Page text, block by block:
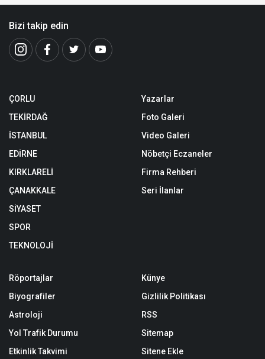
Bizi takip edin
ÇORLU
TEKİRDAĞ
İSTANBUL
EDİRNE
KIRKLARELİ
ÇANAKKALE
SİYASET
SPOR
TEKNOLOJİ
Yazarlar
Foto Galeri
Video Galeri
Nöbetçi Eczaneler
Firma Rehberi
Seri İlanlar
Röportajlar
Biyografiler
Astroloji
Yol Trafik Durumu
Etkinlik Takvimi
Künye
Gizlilik Politikası
RSS
Sitemap
Sitene Ekle